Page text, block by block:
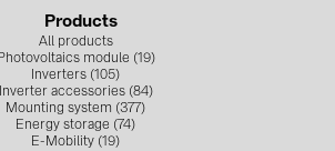
Products
All products
Photovoltaics module (19)
Inverters (105)
Inverter accessories (84)
Mounting system (377)
Energy storage (74)
E-Mobility (19)